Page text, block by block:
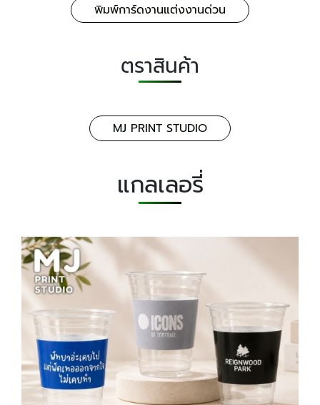
พิมพ์การ์ดงานแต่งงานด่วน
ตราสินค้า
MJ PRINT STUDIO
แกลเลอรี่